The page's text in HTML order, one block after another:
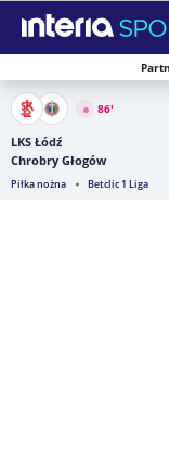
Zamknij i przejdź na
86'
LKS Łódź
Chrobry Głogów
Piłka nożna Betclic 1 Liga